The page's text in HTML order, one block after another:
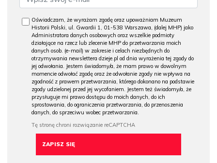
Oświadczam, że wyrażam zgodę oraz upoważniam Muzeum
Historii Polski, ul. Gwardii 1, 01-538 Warszawa, (dalej MHP) jako
Administratora danych osobowych oraz wszelkie podmioty
działające na rzecz lub zlecenie MHP do przetwarzania moich
danych osob. (e-mail) w zakresie i celach niezbędnych do
otrzymywania newslettera dzieje.pl od dnia wyrażenia tej zgody do
jej odwołania. Jestem świadomy/a, że mam prawo w dowolnym
momencie odwołać zgodę oraz że odwołanie zgody nie wpływa na
zgodność z prawem przetwarzania, którego dokonano na podstawie
zgody udzielonej przed jej wycofaniem. Jestem też świadomy/a, że
przysługuje mi prawo dostępu do moich danych, do ich
sprostowania, do ograniczenia przetwarzania, do przenoszenia
danych, do sprzeciwu wobec przetwarzania.